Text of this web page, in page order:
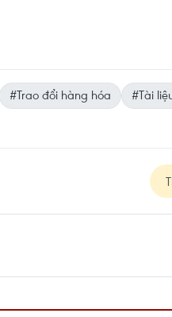
#Trao đổi hàng hóa #Tài